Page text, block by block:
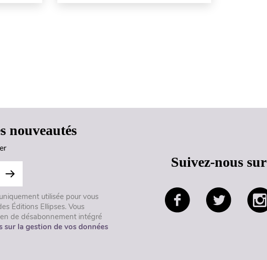
nouveautés
utilisée pour vous
Éditions Ellipses. Vous
de désabonnement intégré
sur la gestion de vos données
Suivez-nous sur